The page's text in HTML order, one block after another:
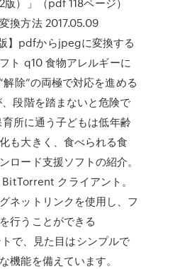
換方法 2017.05.09
】pdfからjpegに変換する
ト q10 食物アレルギーに
除”の両極で対応を進める
段階を踏まないと危険で
所に通う子どもは低年齢
も大きく、食べられる食
ロード支援ソフトの紹介。
クライアント。
ネットリンクを使用し、フ
行うことができる
で、見た目はシンプルで
機能を備えています。